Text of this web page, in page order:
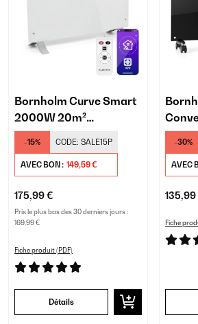
Bornholm Curve Smart
2000W 20m²
Convecteur Électrique
Blanc
-15% CODE: SALE15P
AVEC BON : 149,59 €
175,99 €
Prix le plus bas des 30 derniers jours :
169,99 €
Fiche produit (PDF)
Détails
Noir
-30%
AVEC
135,99
Fiche